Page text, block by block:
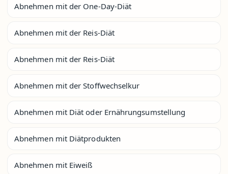
Abnehmen mit der One-Day-Diät
Abnehmen mit der Reis-Diät
Abnehmen mit der Reis-Diät
Abnehmen mit der Stoffwechselkur
Abnehmen mit Diät oder Ernährungsumstellung
Abnehmen mit Diätprodukten
Abnehmen mit Eiweiß